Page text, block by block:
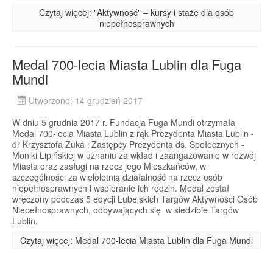
Czytaj więcej: "Aktywność" – kursy i staże dla osób
niepełnosprawnych
Medal 700-lecia Miasta Lublin dla Fuga
Mundi
Utworzono: 14 grudzień 2017
W dniu 5 grudnia 2017 r. Fundacja Fuga Mundi otrzymała
Medal 700-lecia Miasta Lublin z rąk Prezydenta Miasta Lublin -
dr Krzysztofa Żuka i Zastępcy Prezydenta ds. Społecznych -
Moniki Lipińskiej w uznaniu za wkład i zaangażowanie w rozwój
Miasta oraz zasługi na rzecz jego Mieszkańców, w
szczególności za wieloletnią działalność na rzecz osób
niepełnosprawnych i wspieranie ich rodzin. Medal został
wręczony podczas 5 edycji Lubelskich Targów Aktywności Osób
Niepełnosprawnych, odbywających się w siedzibie Targów
Lublin.
Czytaj więcej: Medal 700-lecia Miasta Lublin dla Fuga Mundi